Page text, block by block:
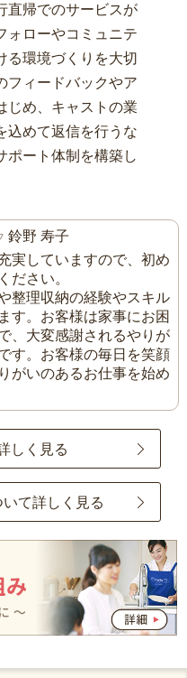
直帰でのサービスが
ォローやコミュニテ
る環境づくりを大切
フィードバックやア
じめ、キャストの業
込めて返信を行うな
ポート体制を構築し
鈴野 寿子
実していますので、初め
ださい。
整理収納の経験やスキル
す。お客様は家事にお困
、大変感謝されるやりが
す。お客様の毎日を笑顔
がいのあるお仕事を始め
しく見る
て詳しく見る